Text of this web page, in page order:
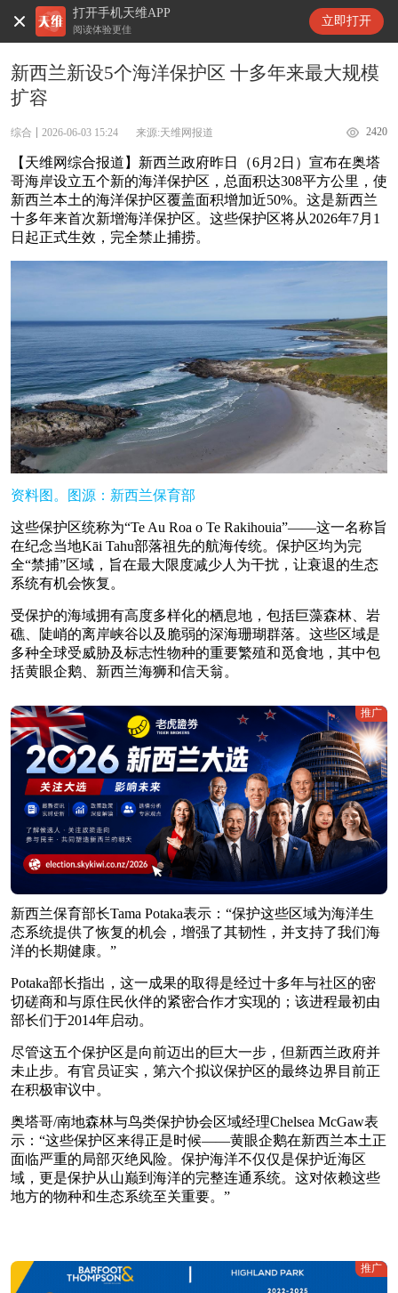
打开手机天维APP
阅读体验更佳
立即打开
天维新闻
新西兰新设5个海洋保护区 十多年来最大规模
扩容
综合 2026-06-03 15:24 来源:天维网报道 2420
【天维网综合报道】新西兰政府昨日（6月2日）宣布在奥塔
哥海岸设立五个新的海洋保护区，总面积达308平方公里，使
新西兰本土的海洋保护区覆盖面积增加近50%。这是新西兰
十多年来首次新增海洋保护区。这些保护区将从2026年7月1
日起正式生效，完全禁止捕捞。
资料图。图源：新西兰保育部
这些保护区统称为“Te Au Roa o Te Rakihouia”——这一名称旨
在纪念当地Kāi Tahu部落祖先的航海传统。保护区均为完
全“禁捕”区域，旨在最大限度减少人为干扰，让衰退的生态
系统有机会恢复。
受保护的海域拥有高度多样化的栖息地，包括巨藻森林、岩
礁、陡峭的离岸峡谷以及脆弱的深海珊瑚群落。这些区域是
多种全球受威胁及标志性物种的重要繁殖和觅食地，其中包
括黄眼企鹅、新西兰海狮和信天翁。
推广
新西兰保育部长Tama Potaka表示：“保护这些区域为海洋生
态系统提供了恢复的机会，增强了其韧性，并支持了我们海
洋的长期健康。”
Potaka部长指出，这一成果的取得是经过十多年与社区的密
切磋商和与原住民伙伴的紧密合作才实现的；该进程最初由
部长们于2014年启动。
尽管这五个保护区是向前迈出的巨大一步，但新西兰政府并
未止步。有官员证实，第六个拟议保护区的最终边界目前正
在积极审议中。
奥塔哥/南地森林与鸟类保护协会区域经理Chelsea McGaw表
示：“这些保护区来得正是时候——黄眼企鹅在新西兰本土正
面临严重的局部灭绝风险。保护海洋不仅仅是保护近海区
域，更是保护从山巅到海洋的完整连通系统。这对依赖这些
地方的物种和生态系统至关重要。”
推广